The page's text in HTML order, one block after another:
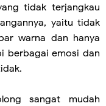
tidak terjangkau
yaitu tidak
warna dan hanya
berbagai emosi dan
sangat mudah